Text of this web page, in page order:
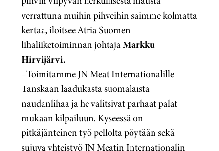
verrattuna muihin pihveihin saimme kolmatta
kertaa, iloitsee Atria Suomen
lihaliiketoiminnan johtajaMarkku
Hirvijärvi.
–Toimitamme JN Meat Internationalille
Tanskaan laadukasta suomalaista
naudanlihaa ja he valitsivat parhaat palat
mukaan kilpailuun.Kyseessä on
pitkäjänteinen työ pellolta pöytään sekä
sujuva yhteistyö JN Meatin Internationalin